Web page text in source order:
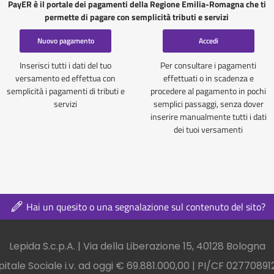
PayER è il portale dei pagamenti della Regione Emilia-Romagna che ti
permette di pagare con semplicità tributi e servizi
Nuovo pagamento
Inserisci tutti i dati del tuo
versamento ed effettua con
semplicità i pagamenti di tributi e
servizi
Accedi
Per consultare i pagamenti
effettuati o in scadenza e
procedere al pagamento in pochi
semplici passaggi, senza dover
inserire manualmente tutti i dati
dei tuoi versamenti
Hai un quesito o una segnalazione sul contenuto del sito?
footer
Lepida S.c.p.A. | Via della Liberazione 15, 40128 Bologna
Sociale i.v. ad oggi € 69.881.000,00 | PI/CF